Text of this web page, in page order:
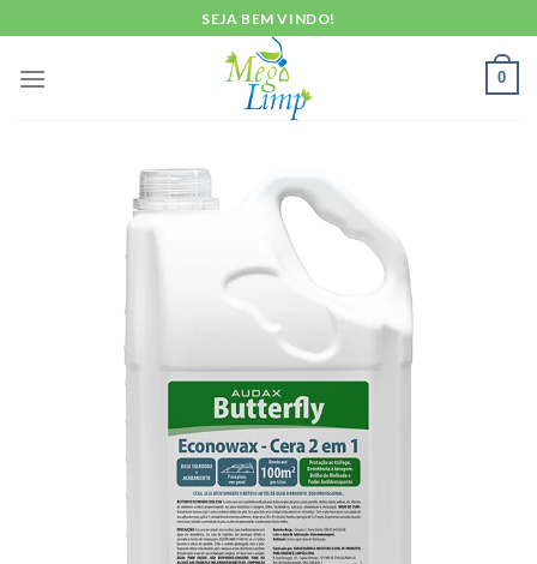
to
content
SEJA BEM VINDO!
0